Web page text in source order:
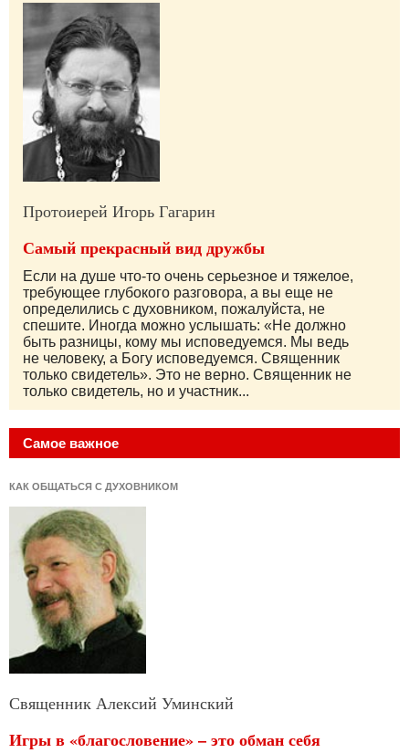
Самое важное
КАК ОБЩАТЬСЯ С ДУХОВНИКОМ
Священник Алексий Уминский
Игры в «благословение» – это обман себя
Протоиерей Игорь Гагарин
Самый прекрасный вид дружбы
Если на душе что-то очень серьезное и тяжелое,
требующее глубокого разговора, а вы еще не
определились с духовником, пожалуйста, не
спешите. Иногда можно услышать: «Не должно
быть разницы, кому мы исповедуемся. Мы ведь
не человеку, а Богу исповедуемся. Священник
только свидетель». Это не верно. Священник не
только свидетель, но и участник...